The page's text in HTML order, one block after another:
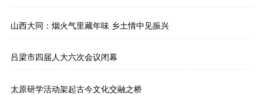
山西大同：烟火气里藏年味 乡土情中见振兴
吕梁市四届人大六次会议闭幕
太原研学活动架起古今文化交融之桥